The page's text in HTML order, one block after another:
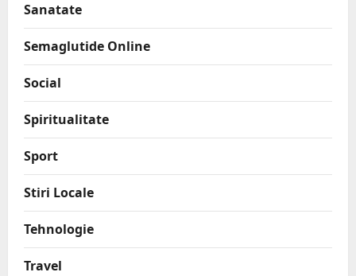
Sanatate
Semaglutide Online
Social
Spiritualitate
Sport
Stiri Locale
Tehnologie
Travel